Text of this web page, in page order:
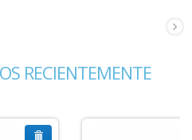
RECIENTEMENTE